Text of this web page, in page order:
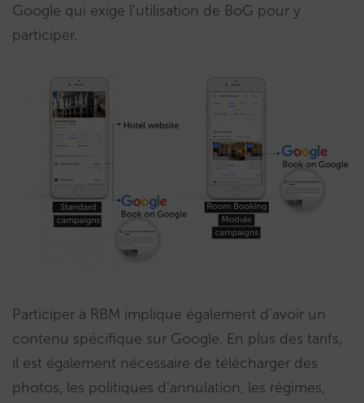
Google qui exige l’utilisation de BoG pour y
participer.
Participer à RBM implique également d’avoir un
contenu spécifique sur Google. En plus des tarifs,
il est également nécessaire de télécharger des
photos, les politiques d’annulation, les régimes,